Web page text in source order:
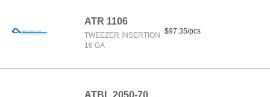
ATR 1106
TWEEZER INSERTION
16 GA
$97.35/pcs
ATBL 2050-70